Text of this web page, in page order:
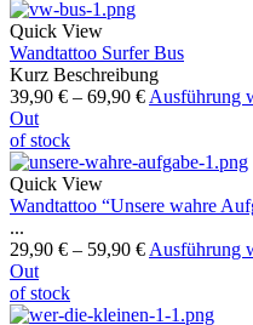
Quick View
Wandtattoo Surfer Bus
Kurz Beschreibung
39,90 € – 69,90 € Ausführung
Out
of stock
Quick View
Wandtattoo “Unsere wahre
...
29,90 € – 59,90 € Ausführung
Out
of stock